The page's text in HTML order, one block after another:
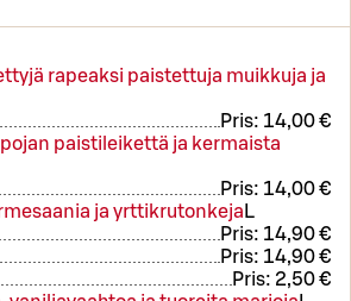
rapeaksi paistettuja muikkuja ja
Pris: 14,00 €
paistileikettä ja kermaista
Pris: 14,00 €
ja yrttikrutonkeja L
Pris: 14,90 €
Pris: 14,90 €
Pris: 2,50 €